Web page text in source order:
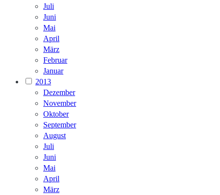
Juli
Juni
Mai
April
März
Februar
Januar
2013
Dezember
November
Oktober
September
August
Juli
Juni
Mai
April
März